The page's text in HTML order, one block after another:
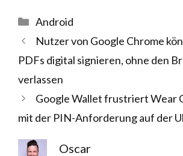
Kategorien
Android
Nutzer von Google Chrome
PDFs digital signieren, ohne den
verlassen
Google Wallet frustriert Wear
mit der PIN-Anforderung auf der
Oscar